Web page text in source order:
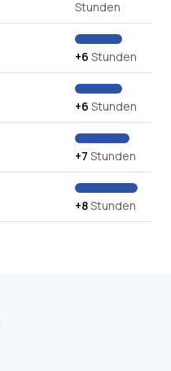
Stunden
+6 Stunden
+6 Stunden
+7 Stunden
+8Stunden